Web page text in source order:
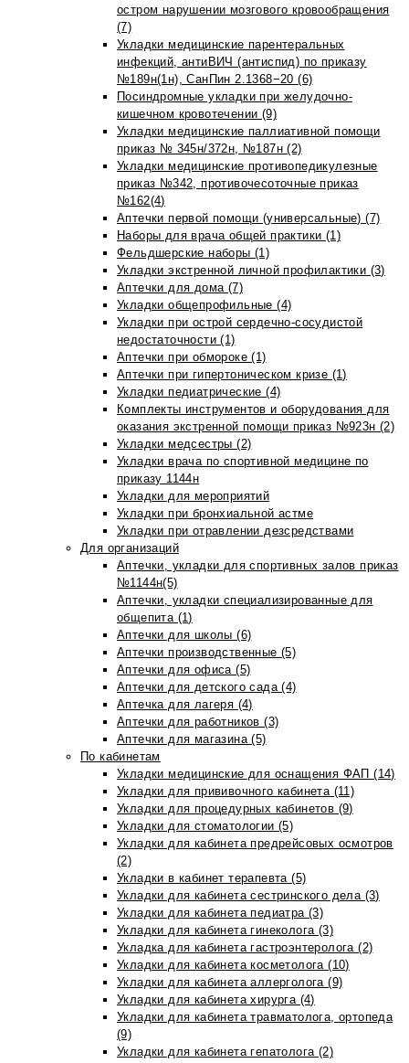
остром нарушении мозгового кровообращения
(7)
Укладки медицинские парентеральных
инфекций, антиВИЧ (антиспид) по приказу
№189н(1н), СанПин 2.1368−20 (6)
Посиндромные укладки при желудочно-
кишечном кровотечении (9)
Укладки медицинские паллиативной помощи
приказ № 345н/372н, №187н (2)
Укладки медицинские противопедикулезные
приказ №342, противочесоточные приказ
№162(4)
Аптечки первой помощи (универсальные) (7)
Наборы для врача общей практики (1)
Фельдшерские наборы (1)
Укладки экстренной личной профилактики (3)
Аптечки для дома (7)
Укладки общепрофильные (4)
Укладки при острой сердечно-сосудистой
недостаточности (1)
Аптечки при обмороке (1)
Аптечки при гипертоническом кризе (1)
Укладки педиатрические (4)
Комплекты инструментов и оборудования для
оказания экстренной помощи приказ №923н (2)
Укладки медсестры (2)
Укладки врача по спортивной медицине по
приказу 1144н
Укладки для мероприятий
Укладки при бронхиальной астме
Укладки при отравлении дезсредствами
Для организаций
Аптечки, укладки для спортивных залов приказ
№1144н(5)
Аптечки, укладки специализированные для
общепита (1)
Аптечки для школы (6)
Аптечки производственные (5)
Аптечки для офиса (5)
Аптечки для детского сада (4)
Аптечка для лагеря (4)
Аптечки для работников (3)
Аптечки для магазина (5)
По кабинетам
Укладки медицинские для оснащения ФАП (14)
Укладки для прививочного кабинета (11)
Укладки для процедурных кабинетов (9)
Укладки для стоматологии (5)
Укладки для кабинета предрейсовых осмотров
(2)
Укладки в кабинет терапевта (5)
Укладки для кабинета сестринского дела (3)
Укладки для кабинета педиатра (3)
Укладки для кабинета гинеколога (3)
Укладка для кабинета гастроэнтеролога (2)
Укладки для кабинета косметолога (10)
Укладки для кабинета аллерголога (9)
Укладки для кабинета хирурга (4)
Укладки для кабинета травматолога, ортопеда
(9)
Укладки для кабинета гепатолога (2)